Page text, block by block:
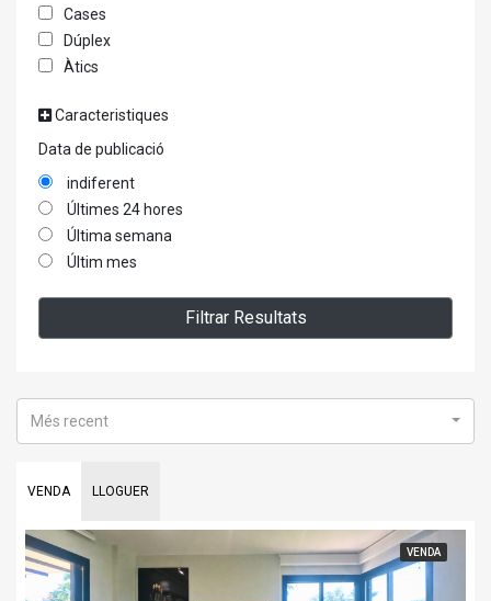
Cases
Dúplex
Àtics
Caracteristiques
Data de publicació
indiferent
Últimes 24 hores
Última semana
Últim mes
Filtrar Resultats
VENDA LLOGUER
Més recent
VENDA